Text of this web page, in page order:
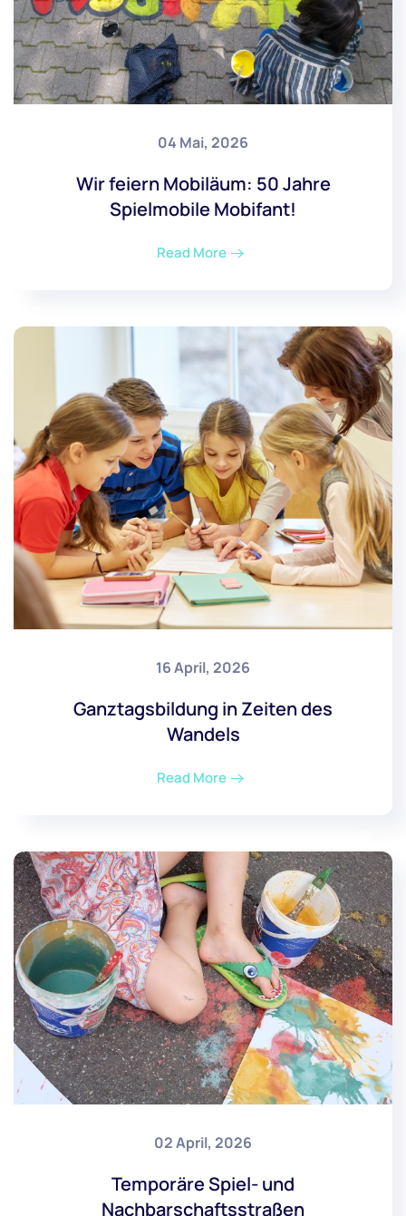
04 Mai, 2026
Wir feiern Mobiläum: 50 Jahre
Spielmobile Mobifant!
Read More
16 April, 2026
Ganztagsbildung in Zeiten des
Wandels
Read More
02 April, 2026
Temporäre Spiel- und
Nachbarschaftsstraßen